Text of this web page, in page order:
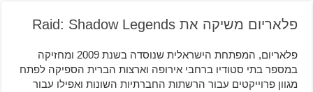
פלאריום משיקה את Raid: Shadow Legends
פלאריום, המפתחת הישראלית שנוסדה בשנת 2009 ומחזיקה
במספר בתי סטודיו ברחבי אירופה וארצות הברית הספיקה לפתח
מגוון פרוייקטים עבור הרשתות החברתיות השונות ואפילו עבור